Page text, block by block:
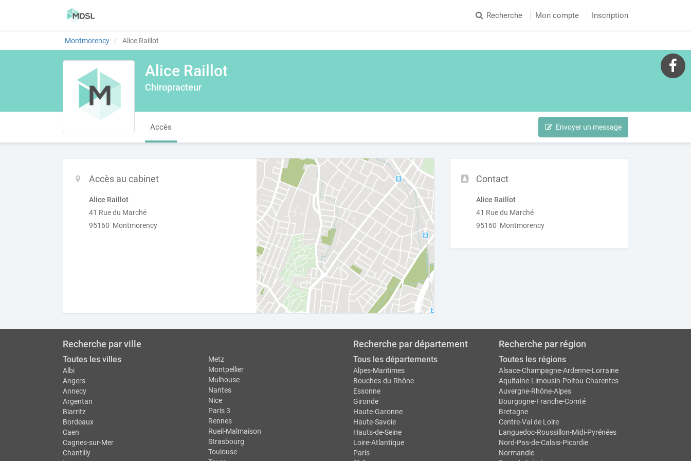
Recherche Mon compte Inscription
Montmorency Alice Raillot
Alice Raillot
Chiropracteur
Accès Envoyer un message
Contact
Alice Raillot
41 Rue du Marché
95160 Montmorency
Accès au cabinet
Alice Raillot
41 Rue du Marché
95160 Montmorency
Recherche par ville
Toutes les villes
Albi
Angers
Annecy
Argentan
Biarritz
Bordeaux
Caen
Cagnes-sur-Mer
Chantilly
Metz
Montpellier
Mulhouse
Nantes
Nice
Paris 3
Rennes
Rueil-Malmaison
Strasbourg
Toulouse
Recherche par département
Tous les départements
Alpes-Maritimes
Bouches-du-Rhône
Essonne
Gironde
Haute-Garonne
Haute-Savoie
Hauts-de-Seine
Loire-Atlantique
Paris
Recherche par région
Toutes les régions
Alsace-Champagne-Ardenne-Lorraine
Aquitaine-Limousin-Poitou-Charentes
Auvergne-Rhône-Alpes
Bourgogne-Franche-Comté
Bretagne
Centre-Val de Loire
Languedoc-Roussillon-Midi-Pyrénées
Nord-Pas-de-Calais-Picardie
Normandie